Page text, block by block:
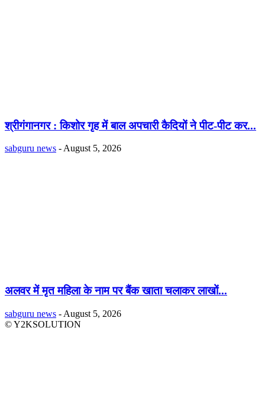
श्रीगंगानगर : किशोर गृह में बाल अपचारी कैदियों ने पीट-पीट कर...
sabguru news - August 5, 2026
अलवर में मृत महिला के नाम पर बैंक खाता चलाकर लाखों...
sabguru news - August 5, 2026
© Y2KSOLUTION